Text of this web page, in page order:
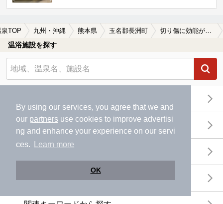
By using our services, you agree that we and
our partners use cookies to improve advertisi
ng and enhance your experience on our servi
ces.
Learn more
OK
泉TOP 九州・沖縄 熊本県 玉名郡長洲町 切り傷に効能がある玉名郡長洲町の温泉、日帰り温泉、スーパー銭湯おすすめ
温浴施設を探す
地図から探す
温泉地から探す